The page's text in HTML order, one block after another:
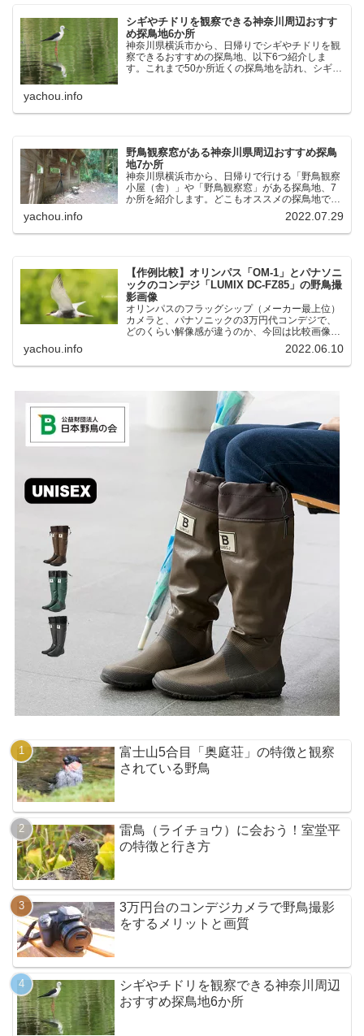
シギやチドリを観察できる神奈川周辺おすす
め探鳥地6か所
神奈川県横浜市から、日帰りでシギやチドリを観
察できるおすすめの探鳥地、以下6つ紹介しま
す。これまで50か所近くの探鳥地を訪れ、シギや
yachou.info
野鳥観察窓がある神奈川県周辺おすすめ探鳥
地7か所
神奈川県横浜市から、日帰りで行ける「野鳥観察
小屋（舎）」や「野鳥観察窓」がある探鳥地、7
か所を紹介します。どこもオススメの探鳥地で
す。実際に訪れてみると、野山にいる野鳥、海や
湖にいる野鳥それぞれ違う観察になりました。街
中にあり、電車で行ける...
yachou.info 2022.07.29
【作例比較】オリンパス「OM-1」とパナソニ
ックのコンデジ「LUMIX DC-FZ85」の野鳥撮
影画像
オリンパスのフラッグシップ（メーカー最上位）
カメラと、パナソニックの3万円代コンデジで、
どのくらい解像感が違うのか、今回は比較画像を
紹介します。私はコンデジを愛用しているのです
が、相棒がオリンパス「OM-1」を使い始めたと
ころ、同じ被写体で...
yachou.info 2022.06.10
富士山5合目「奥庭荘」の特徴と観察
されている野鳥
雷鳥（ライチョウ）に会おう！室堂平
の特徴と行き方
3万円台のコンデジカメラで野鳥撮影
をするメリットと画質
シギやチドリを観察できる神奈川周辺
おすすめ探鳥地6か所